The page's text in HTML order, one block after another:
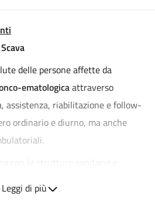
delle persone affette da
ematologicaattraverso
assistenza, riabilitazione e follow-
ordinario e diurno, ma anche
(REL).
Leggi di più